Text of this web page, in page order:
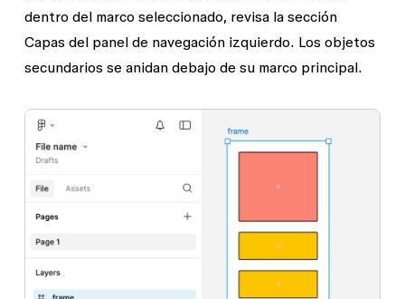
dentro del marco seleccionado, revisa la sección
Capasdel panel de navegación izquierdo. Los objetos
secundarios se anidan debajo de su marco principal.